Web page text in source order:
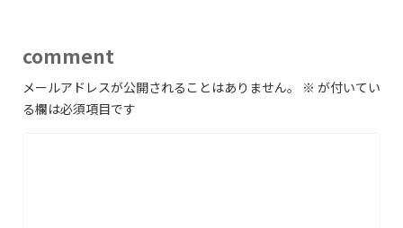
comment
メールアドレスが公開されることはありません。 ※ が付いてい
る欄は必須項目です